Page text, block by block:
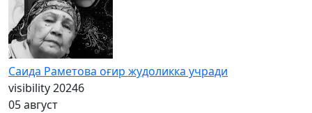
Саида Раметова оғир жудоликка учради
visibility20246
05 август